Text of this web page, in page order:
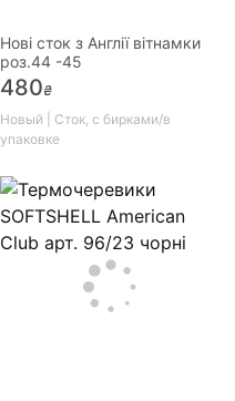
Нові сток з Англії вітнамки
роз.44 -45
480₴
Новый | Сток, с бирками/в
упаковке